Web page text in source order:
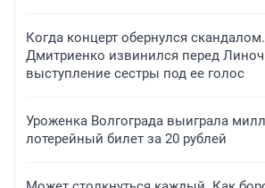
Когда концерт обернулся
Дмитриенко извинился перед
выступление сестры под ее голос
Уроженка Волгограда выиграла
лотерейный билет за 20 рублей